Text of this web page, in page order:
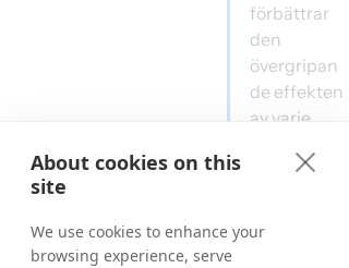
förbättrar
den
övergripan
de effekten
av varje
— Serena
About cookies on this
site
We use cookies to enhance your
browsing experience, serve